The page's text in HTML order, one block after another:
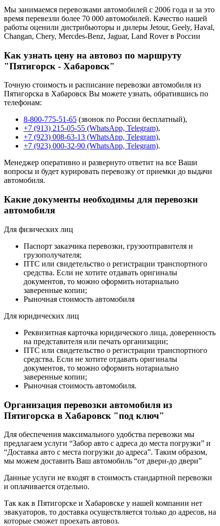
Мы занимаемся перевозками автомобилей с 2006 года и за это
время перевезли более 70 000 автомобилей. Качество нашей
работы оценили дистрибьюторы и дилеры Jetour, Geely, Haval,
Changan, Chery, Mercdes-Benz, Jaguar, Land Rover в России
Как узнать цену на автовоз по маршруту
"Пятигорск - Хабаровск"
Точную стоимость и расписание перевозки автомобиля из
Пятигорска в Хабаровск Вы можете узнать, обратившись по
телефонам:
8-800-775-51-65 (звонок по России бесплатный),
+7 (913) 215-05-55 (WhatsApp, Telegram),
+7 (923) 008-63-13 (WhatsApp, Telegram),
+7 (923) 000-32-90 (WhatsApp, Telegram).
Менеджер оперативно и развернуто ответит на все Ваши
вопросы и будет курировать перевозку от приемки до выдачи
автомобиля.
Какие документы необходимы для перевозки
автомобиля
Для физических лиц
Паспорт заказчика перевозки, грузоотправителя и
грузополучателя;
ПТС или свидетельство о регистрации транспортного
средства. Если не хотите отдавать оригиналы
документов, то можно оформить нотариально
заверенные копии;
Рыночная стоимость автомобиля
Для юридических лиц
Реквизитная карточка юридического лица, доверенность
на представителя или печать организации;
ПТС или свидетельство о регистрации транспортного
средства. Если не хотите отдавать оригиналы
документов, то можно оформить нотариально
заверенные копии;
Рыночная стоимость автомобиля.
Организация перевозки автомобиля из
Пятигорска в Хабаровск "под ключ"
Для обеспечения максимального удобства перевозки мы
предлагаем услуги “Забор авто с адреса до места погрузки” и
“Доставка авто с места погрузки до адреса”. Таким образом,
мы можем доставить Ваш автомобиль “от двери-до двери”
Данные услуги не входят в стоимость стандартной перевозки
и оплачивается отдельно.
Так как в Пятигорске и Хабаровске у нашей компании нет
эвакуаторов, то доставка осуществляется только до адресов, на
которые сможет проехать автовоз.